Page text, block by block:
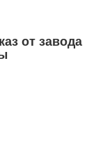
от завода